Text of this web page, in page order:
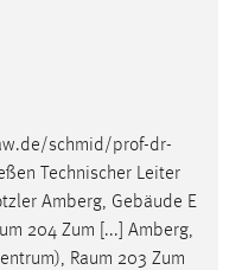
schmid/prof-dr-
Technischer Leiter
Amberg, Gebäude E
204 Zum [...] Amberg,
Raum 203 Zum